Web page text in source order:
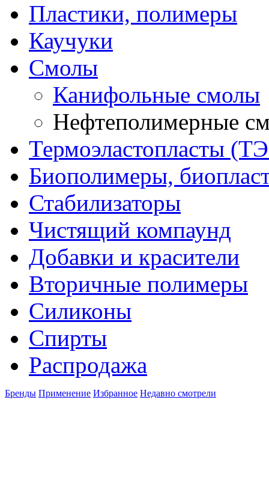
Пластики, полимеры
Каучуки
Смолы
Канифольные смолы
Нефтеполимерные
Термоэластопласты
Биополимеры,
Стабилизаторы
Чистящий компаунд
Добавки и красители
Вторичные полимеры
Силиконы
Спирты
Распродажа
Бренды Применение Избранное Недавно смотрели